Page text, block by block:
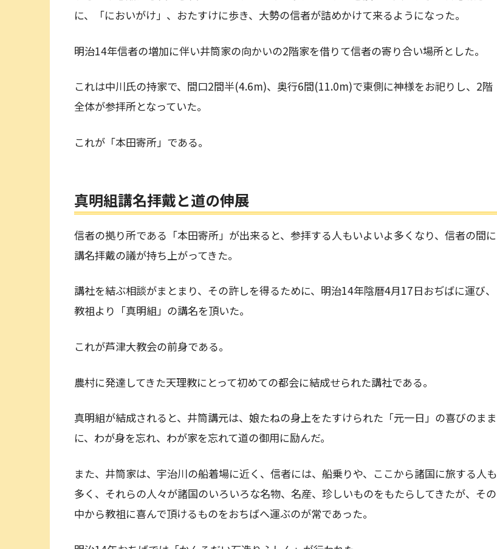
に、「においがけ」、おたすけに歩き、大勢の信者が詰めかけて来るようになった。
明治14年信者の増加に伴い井筒家の向かいの2階家を借りて信者の寄り合い場所とした。
これは中川氏の持家で、間口2間半(4.6m)、奥行6間(11.0m)で東側に神様をお祀りし、2階
全体が参拝所となっていた。
これが「本田寄所」である。
真明組講名拝戴と道の伸展
信者の拠り所である「本田寄所」が出来ると、参拝する人もいよいよ多くなり、信者の間に
講名拝戴の議が持ち上がってきた。
講社を結ぶ相談がまとまり、その許しを得るために、明治14年陰暦4月17日おぢばに運び、
教祖より「真明組」の講名を頂いた。
これが芦津大教会の前身である。
農村に発達してきた天理教にとって初めての都会に結成せられた講社である。
真明組が結成されると、井筒講元は、娘たねの身上をたすけられた「元一日」の喜びのまま
に、わが身を忘れ、わが家を忘れて道の御用に励んだ。
また、井筒家は、宇治川の船着場に近く、信者には、船乗りや、ここから諸国に旅する人も
多く、それらの人々が諸国のいろいろな名物、名産、珍しいものをもたらしてきたが、その
中から教祖に喜んで頂けるものをおちばへ運ぶのが常であった。